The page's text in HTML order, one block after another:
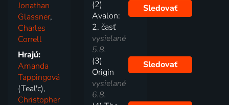
Jonathan
Glassner,
Charles
Correll
Hrajú:
Amanda
Tappingová
(Teal'c),
Christopher
(2)
Avalon:
2. časť
vysielané
5.8.
Sledovať
(3)
Origin
vysielané
6.8.
Sledovať